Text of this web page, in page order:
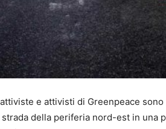
e attivisti di Greenpeace
della periferia nord-est in una